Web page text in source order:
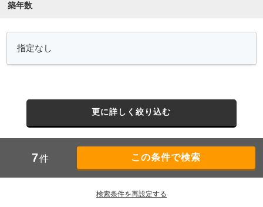
築年数
更に詳しく絞り込む
7件
検索条件を再設定する